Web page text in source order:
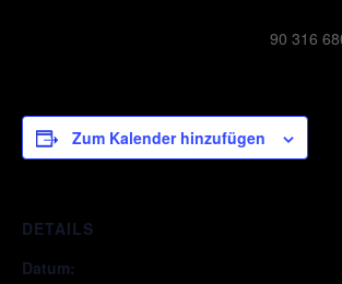
Zum Kalender hinzufügen
DETAILS
Datum: